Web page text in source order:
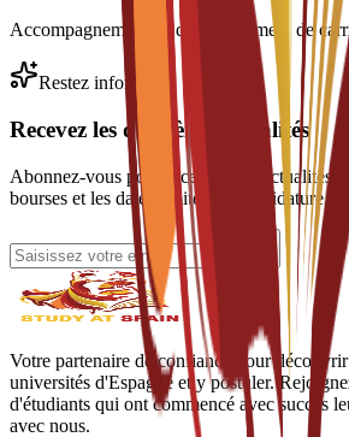
Accompagnement au développement de
Restez informé
Recevez les dernières actualités
Abonnez-vous pour recevoir des actualités
bourses et les dates limites de candidature.
Votre partenaire de confiance pour
universités d'Espagne et y postuler.
d'étudiants qui ont commencé avec succès
avec nous.